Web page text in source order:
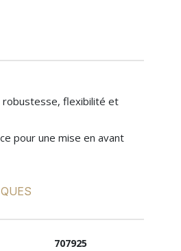
robustesse, flexibilité et
pour une mise en avant
707925